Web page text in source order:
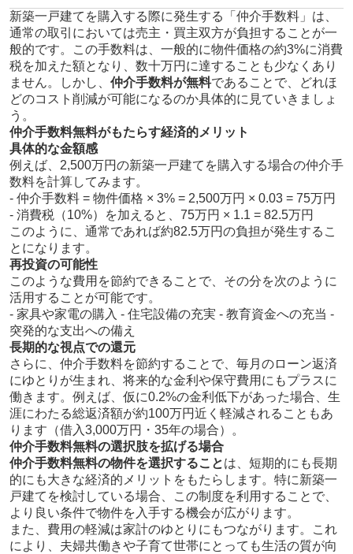
新築一戸建てを購入する際に発生する「仲介手数料」は、
通常の取引においては売主・買主双方が負担することが一
般的です。この手数料は、一般的に物件価格の約3%に消費
税を加えた額となり、数十万円に達することも少なくあり
ません。しかし、 仲介手数料が無料であることで、どれほ
どのコスト削減が可能になるのか具体的に見ていきましょ
う。
仲介手数料無料がもたらす経済的メリット
具体的な金額感
例えば、2,500万円の新築一戸建てを購入する場合の仲介手
数料を計算してみます。
- 仲介手数料 = 物件価格 × 3% = 2,500万円 × 0.03 = 75万円
- 消費税（10%）を加えると、75万円 × 1.1 = 82.5万円
このように、通常であれば約82.5万円の負担が発生するこ
とになります。
再投資の可能性
このような費用を節約できることで、その分を次のように
活用することが可能です。
- 家具や家電の購入 - 住宅設備の充実 - 教育資金への充当 -
突発的な支出への備え
長期的な視点での還元
さらに、仲介手数料を節約することで、毎月のローン返済
にゆとりが生まれ、将来的な金利や保守費用にもプラスに
働きます。例えば、仮に0.2%の金利低下があった場合、生
涯にわたる総返済額が約100万円近く軽減されることもあ
ります（借入3,000万円・35年の場合）。
仲介手数料無料の選択肢を拡げる場合
仲介手数料無料の物件を選択することは、短期的にも長期
的にも大きな経済的メリットをもたらします。特に新築一
戸建てを検討している場合、この制度を利用することで、
より良い条件で物件を入手する機会が広がります。
また、費用の軽減は家計のゆとりにもつながります。これ
により、夫婦共働きや子育て世帯にとっても生活の質が向